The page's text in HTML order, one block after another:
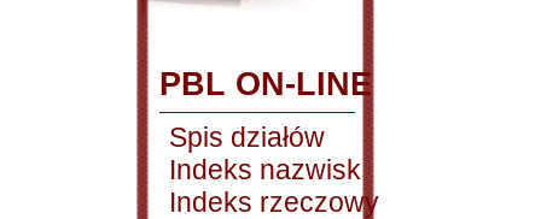
PBL ON-LINE
Spis działów
Indeks nazwisk
Indeks rzeczowy